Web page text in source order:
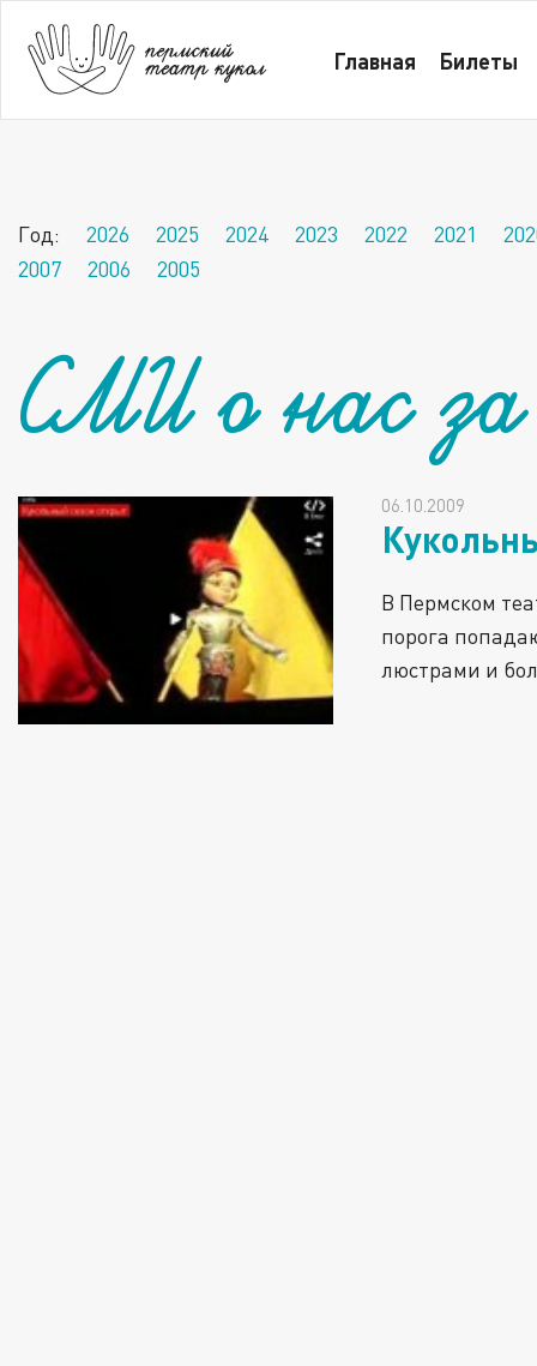
Главная Билеты
Главная
Год: 2026 2025 2024 2023 2022 2021
2007
2006 2005
СМИ о нас
06.10.2009
В Пермском
порога
люстрами и